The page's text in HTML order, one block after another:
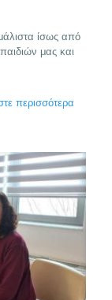
ίσως από
μας και
περισσότερα